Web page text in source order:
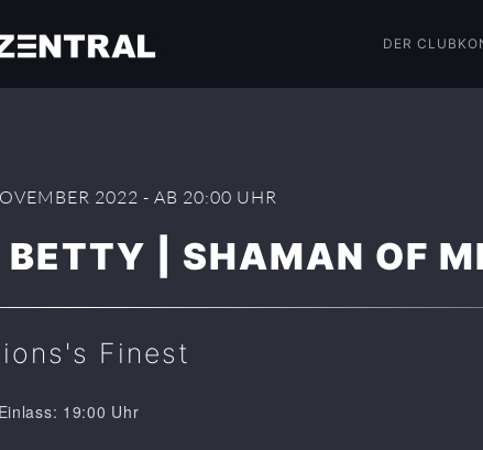
DER CLUB
2022 - AB 20:00 UHR
| SHAMAN OF
Finest
Einlass: 19:00 Uhr